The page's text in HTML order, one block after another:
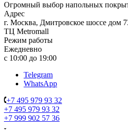
Огромный выбор напольных
Адрес
г. Москва, Дмитровское шоссе дом
ТЦ Metromall
Режим работы
Ежедневно
с 10:00 до 19:00
Telegram
WhatsApp
+7 495 979 93 32
+7 495 979 93 32
+7 999 902 57 36